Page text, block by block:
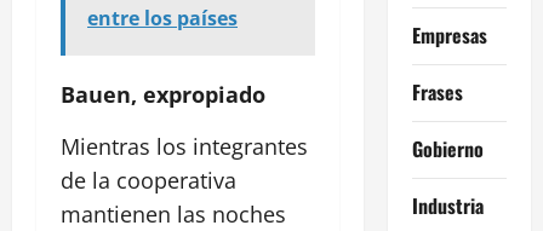
entre los países
Bauen, expropiado
Mientras los integrantes
de la cooperativa
mantienen las noches
Empresas
Frases
Gobierno
Industria